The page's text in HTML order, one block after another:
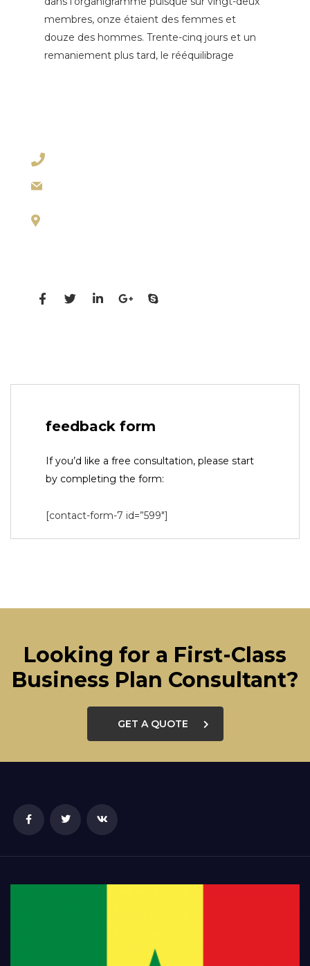
membres, onze étaient des femmes et
douze des hommes. Trente-cinq jours et un
remaniement plus tard, le rééquilibrage
feedback form
If you’d like a free consultation, please start
by completing the form:
[contact-form-7 id=”599″]
Looking for a First-Class
Business Plan Consultant?
GET A QUOTE